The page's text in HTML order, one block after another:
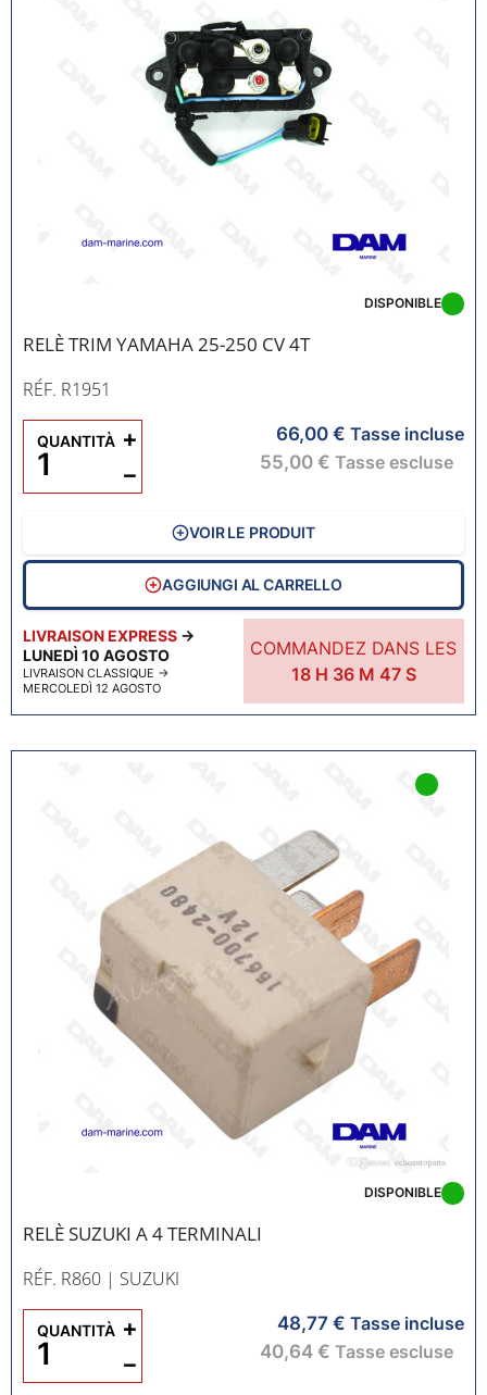
RELÈ TRIM YAMAHA 25-250 CV 4T
RÉF. R1951
LIVRAISON EXPRESS →
LUNEDÌ 10 AGOSTO
LIVRAISON CLASSIQUE →
MERCOLEDÌ 12 AGOSTO
COMMANDEZ DANS LES
18H 36M 46 S
DISPONIBLE
66,00 € Tasse incluse
55,00 € Tasse escluse
QUANTITÀ
−
+
VOIR LE PRODUIT
AGGIUNGI AL CARRELLO
RELÈ SUZUKI A 4 TERMINALI
RÉF. R860 | SUZUKI
DISPONIBLE
48,77 € Tasse incluse
40,64 € Tasse escluse
QUANTITÀ
−
+